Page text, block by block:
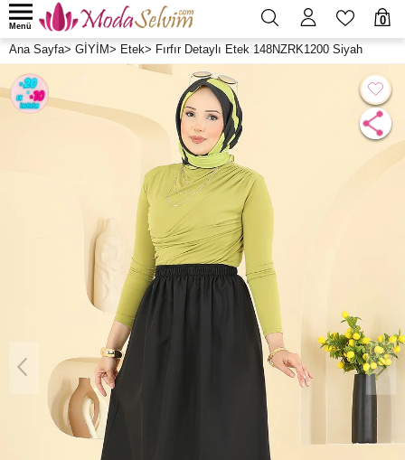
0
Menü
Ana Sayfa> GİYİM> Etek> Fırfır Detaylı Etek 148NZRK1200 Siyah